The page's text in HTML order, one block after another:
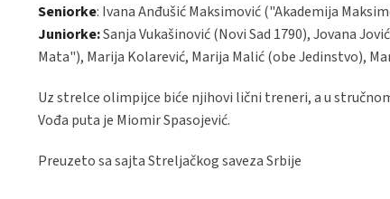
Seniorke: Ivana Anđušić Maksimović ("Akademija
Juniorke:Sanja Vukašinović (Novi Sad 1790), Jovana
Mata"), Marija Kolarević, Marija Malić (obe Jedinstvo),
Uz strelce olimpijce biće njihovi lični treneri, a u
Vođa puta je Miomir Spasojević.
Preuzeto sa sajta Streljačkog saveza Srbije